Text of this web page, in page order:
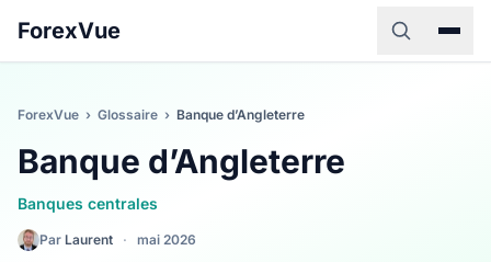
ForexVue
ForexVue › Glossaire › Banque d’Angleterre
Banque d’Angleterre
Banques centrales
Par Laurent · mai 2026